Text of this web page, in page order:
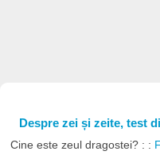
Despre zei și zeite, test
Cine este zeul dragostei? : :